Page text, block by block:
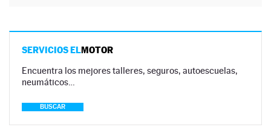
SERVICIOS ELMOTOR
Encuentra los mejores talleres, seguros, autoescuelas,
neumáticos…
BUSCAR